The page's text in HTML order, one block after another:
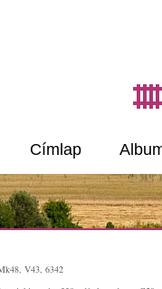
Címlap
V43, 6342